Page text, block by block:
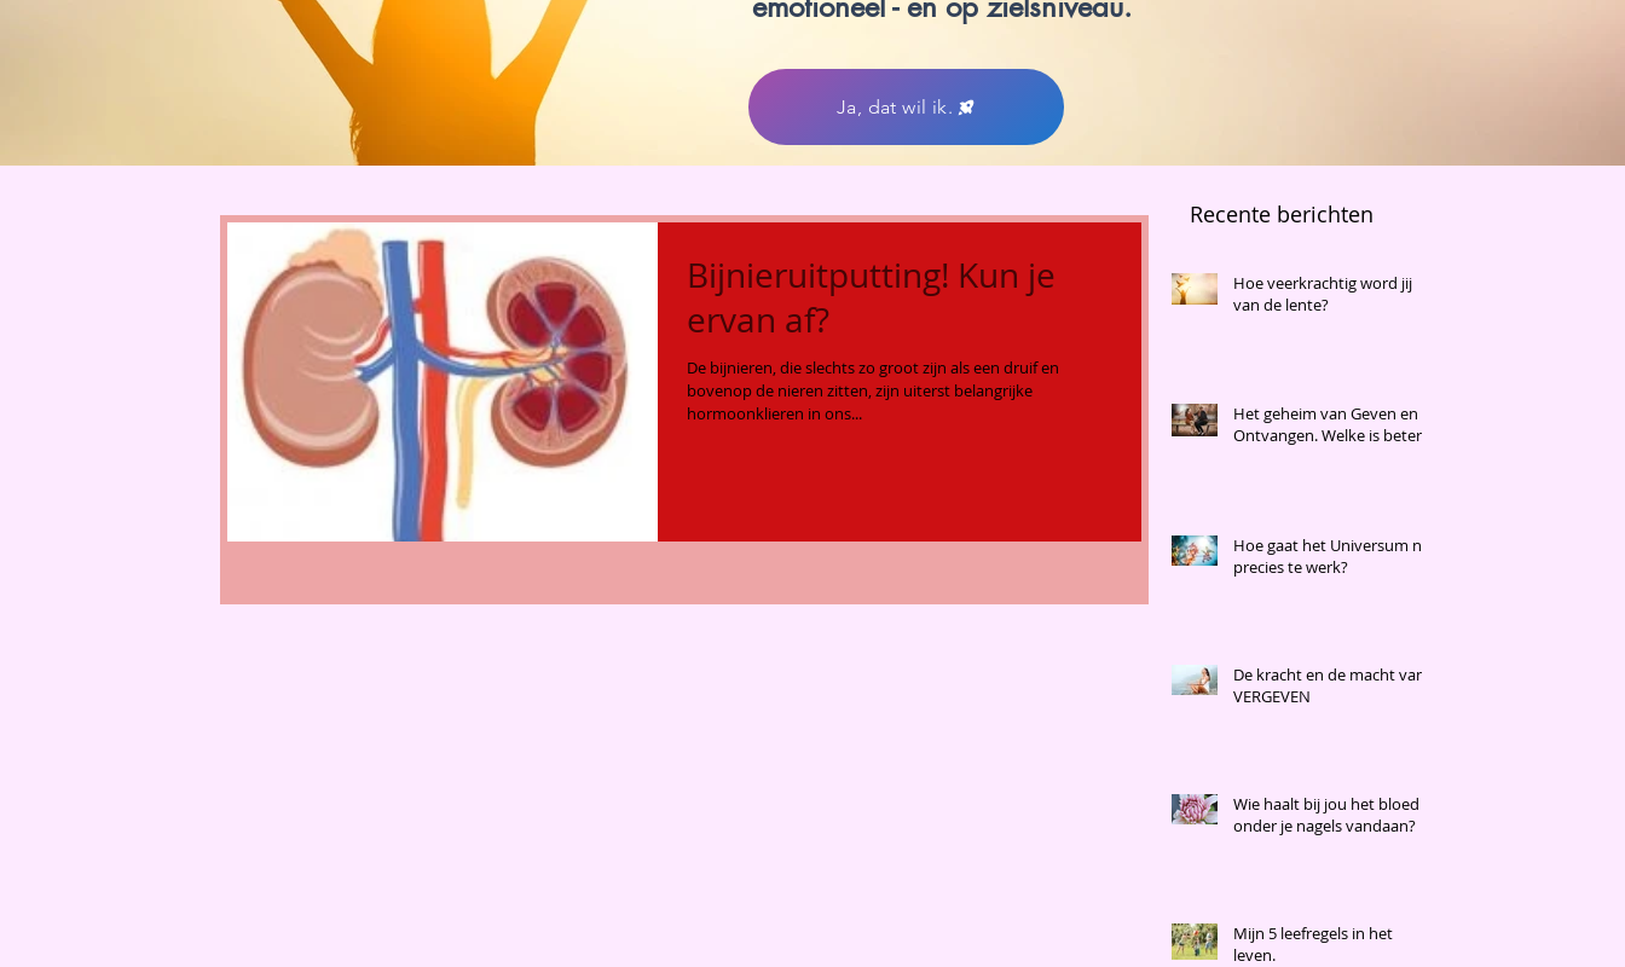
www.lotvanzuuk.nl.jpg
Ja, dat wil ik.
Bijnieruitputting! Kun je
ervan af?
De bijnieren, die slechts zo groot zijn als een druif en
bovenop de nieren zitten, zijn uiterst belangrijke
hormoonklieren in ons...
Recente berichten
Hoe veerkrachtig word jij
van de lente?
Het geheim van Geven en
Ontvangen. Welke is beter?
Hoe gaat het Universum nu
precies te werk?
De kracht en de macht van
VERGEVEN
Wie haalt bij jou het bloed
onder je nagels vandaan?
Mijn 5 leefregels in het
leven.